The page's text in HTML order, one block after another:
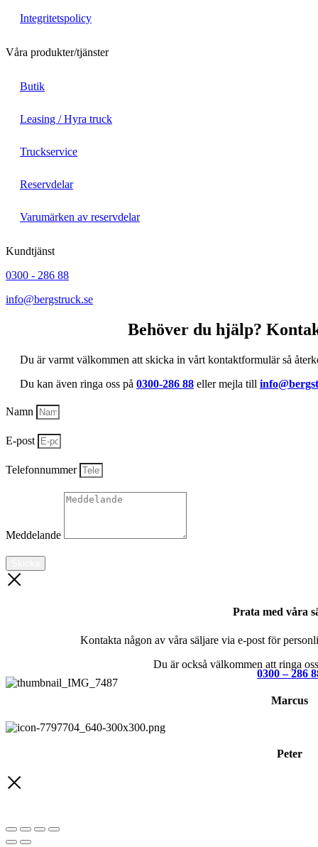
Integritetspolicy
Våra produkter/tjänster
Butik
Leasing / Hyra truck
Truckservice
Reservdelar
Varumärken av reservdelar
Kundtjänst
0300 - 286 88
info@bergstruck.se
Behöver du hjälp?
Du är varmt välkommen att skicka in vårt kontaktformulär så
Du kan även ringa oss på 0300-286 88 eller mejla till
Namn
E-post
Telefonnummer
Meddelande
Prata med våra
Kontakta någon av våra säljare via e-post för
Du är också välkommen att ringa
0300 – 286
Marcus
Peter